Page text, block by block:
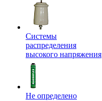
Системы
распределения
высокого напряжения
Не определено